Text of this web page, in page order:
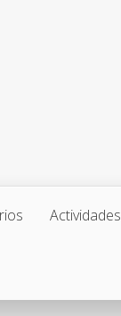
Actividades